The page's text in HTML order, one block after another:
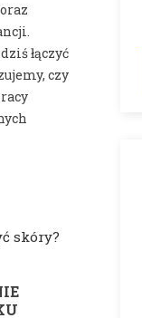
łączyć
czy